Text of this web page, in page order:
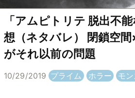
「アムピトリテ 脱出不
想（ネタバレ） 閉鎖空
がそれ以前の問題
10/29/2019 プライム ホラー モ